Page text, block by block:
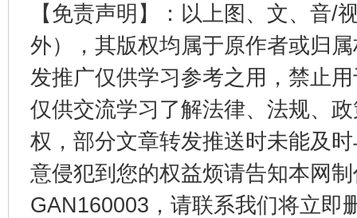
【免责声明】：以上图、文、音/
外），其版权均属于原作者或归
发推广仅供学习参考之用，禁止
仅供交流学习了解法律、法规、
权，部分文章转发推送时未能及
意侵犯到您的权益烦请告知本网
GAN160003，请联系我们将立即
东山县通报“牛蛙产品抗生素超标问题” 法